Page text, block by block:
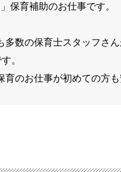
保育補助のお仕事です。
数の保育士スタッフさん
。
育のお仕事が初めての方